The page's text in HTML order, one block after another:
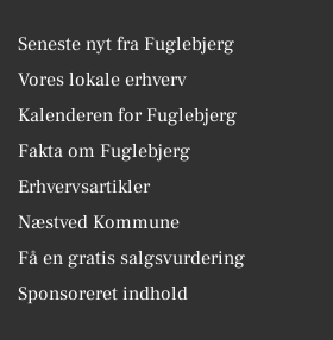
Seneste nyt fra Fuglebjerg
Vores lokale erhverv
Kalenderen for Fuglebjerg
Fakta om Fuglebjerg
Erhvervsartikler
Næstved Kommune
Få en gratis salgsvurdering
Sponsoreret indhold